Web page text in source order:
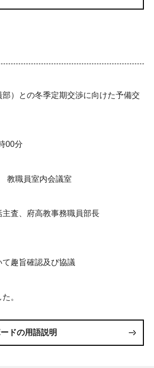
部）との冬季定期交渉に向けた予備交
00分
教職員室内会議室
査、府高教事務職員部長
て趣旨確認及び協議
。
ドの用語説明